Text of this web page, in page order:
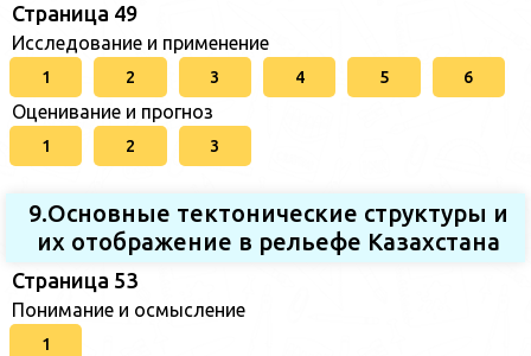
Страница 49
Исследование и применение
1 2 3 4 5 6
Оценивание и прогноз
1 2 3
9.Основные тектонические структуры и
их отображение в рельефе Казахстана
Страница 53
Понимание и осмысление
1